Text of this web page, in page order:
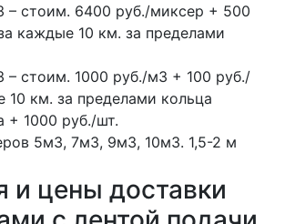
– стоим. 6400 руб./миксер + 500
каждые 10 км. за пределами
– стоим. 1000 руб./м3 + 100 руб./
10 км. за пределами кольца
+ 1000 руб./шт.
5м3, 7м3, 9м3, 10м3. 1,5-2 м
и цены доставки